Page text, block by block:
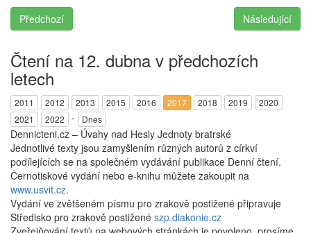
Předchozí Následující
Čtení na 12. dubna v předchozích
letech
2011 2012 2013 2015 2016 2017 2018 2019
2020
2021
2022 - Dnes
Dennicteni.cz – Úvahy nad Hesly Jednoty bratrské
Jednotlivé texty jsou zamyšlením různých autorů z církví
podílejících se na společném vydávání publikace Denní čtení.
Černotiskové vydání nebo e-knihu můžete zakoupit na
www.usvit.cz.
Vydání ve zvětšeném písmu pro zrakově postižené připravuje
Středisko pro zrakově postižené szp.diakonie.cz